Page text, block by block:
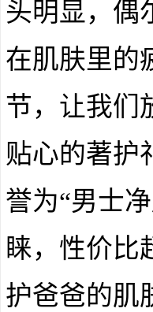
头明显，偶
在肌肤里的
节，让我们
贴心的著护
誉为“男士
睐，性价比
护爸爸的肌